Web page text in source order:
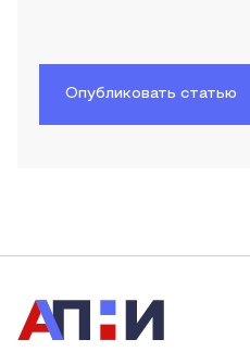
Опубликовать статью